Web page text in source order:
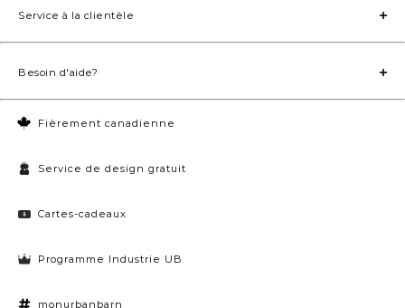
Fièrement canadienne
Service de design gratuit
Cartes-cadeaux
Programme Industrie UB
monurbanbarn
Service à la clientèle
Besoin d'aide?